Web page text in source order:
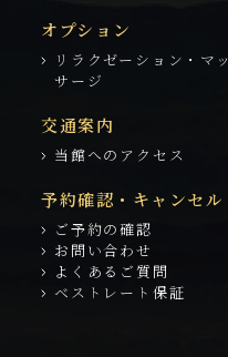
オプション
リラクゼーション・マッ
サージ
交通案内
当館へのアクセス
予約確認・キャンセル
ご予約の確認
お問い合わせ
よくあるご質問
ベストレート保証